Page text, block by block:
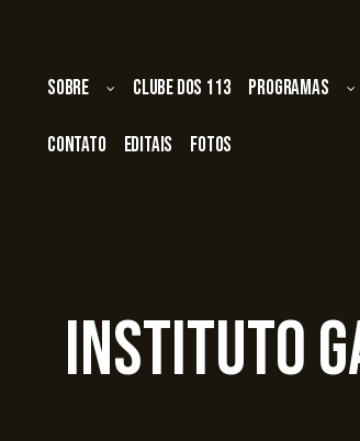
Sobre Clube dos 113 Programas
Contato Editais Fotos
Instituto